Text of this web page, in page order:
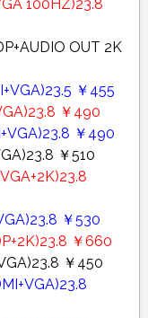
100HZ)23.8
OUT 2K
￥455
￥490
￥490
￥510
￥530
￥660
￥450